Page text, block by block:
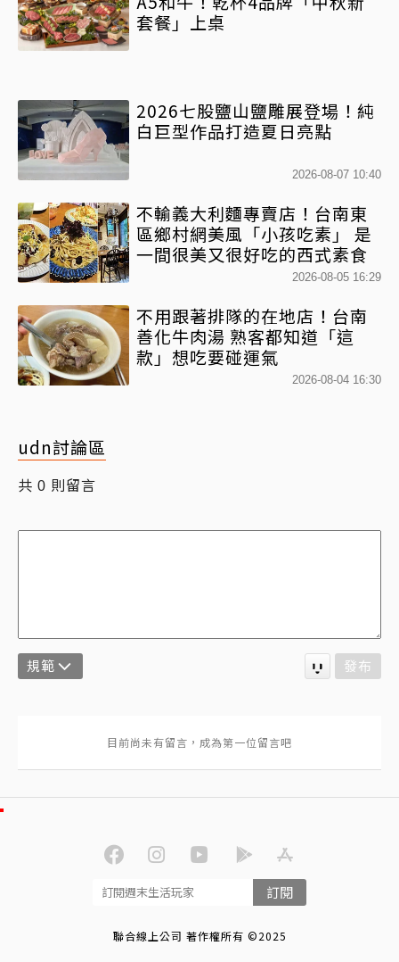
套餐」上桌
2026七股鹽山鹽雕展登場！純
白巨型作品打造夏日亮點
2026-08-07 10:40
不輸義大利麵專賣店！台南東
區鄉村網美風「小孩吃素」 是
一間很美又很好吃的西式素食
2026-08-05 16:29
不用跟著排隊的在地店！台南
善化牛肉湯 熟客都知道「這
款」想吃要碰運氣
2026-08-04 16:30
udn討論區
共 0 則留言
規範 發布
訂閱
聯合線上公司 著作權所有 ©2025